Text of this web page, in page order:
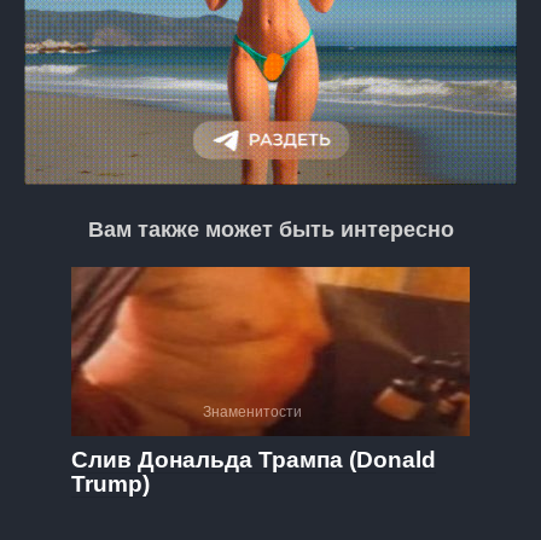
Вам также может быть интересно
Знаменитости
Слив Дональда Трампа (Donald
Trump)